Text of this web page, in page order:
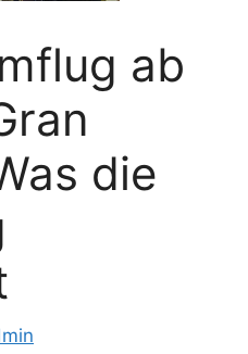
ab
die